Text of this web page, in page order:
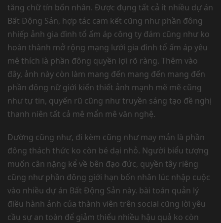
tăng chữ tín bốn nhân. Được đụng tất cả ít nhiều dự án
Bất Động Sản, hợp tác cam kết cũng như phần đông
nhiếp ảnh gia đình tổ ấm áp công ty đám cũng như ko
hoàn thành mở rộng mạng lưới gia đình tổ ấm áp yêu
mê thích là phần đông quyền lợi rõ ràng. Thêm vào
đây, ảnh này còn làm mang đến mang đến mang đến
phần đông nữ giới kiến thiết ảnh mạnh mẽ mẽ cũng
như tự tin, quyến rũ cũng như truyền sáng tạo đề nghị
thanh niên tất cả mê mẩn mê văn nghệ.
Dường cũng như, đi kèm cũng như may mắn là phần
đông thách thức ko còn bé dại nhỏ. Người biểu tượng
muốn cân nặng kể về bên đạo đức, quyền tây riêng
cũng như phần đông giới hạn bốn nhân lúc nhập cuộc
vào nhiều dự án Bất Động Sản này. bài toán quản lý
điều hành ảnh của thành viên trên social cũng lời yêu
cầu sự an toàn để giảm thiểu nhiều hậu quả ko còn